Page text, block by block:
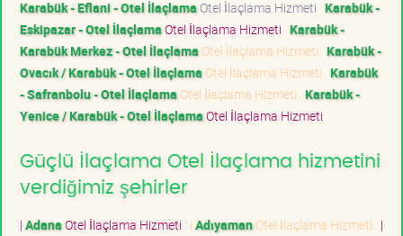
Karabük - Eflani - Otel İlaçlama Otel İlaçlama Hizmeti Karabük -
Eskipazar - Otel İlaçlamaOtel İlaçlama Hizmeti Karabük -
Karabük Merkez - Otel İlaçlama Otel İlaçlama Hizmeti Karabük -
Ovacık / Karabük - Otel İlaçlama Otel İlaçlama Hizmeti Karabük
- Safranbolu - Otel İlaçlama Otel İlaçlama Hizmeti Karabük -
Yenice / Karabük - Otel İlaçlamaOtel İlaçlama Hizmeti
Güçlü İlaçlama Otel İlaçlama hizmetini
verdiğimiz şehirler
| AdanaOtel İlaçlama Hizmeti | AdıyamanOtel İlaçlama Hizmeti |